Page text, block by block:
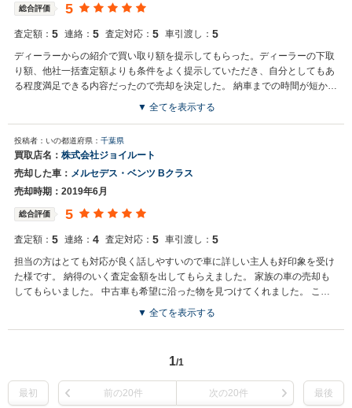
総合評価 5
査定額： 5 連絡： 5 査定対応： 5 車引渡し： 5
ディーラーからの紹介で買い取り額を提示してもらった。ディーラーの下取
り額、他社一括査定額よりも条件をよく提示していただき、自分としてもあ
る程度満足できる内容だったので売却を決定した。 納車までの時間が短かっ
たが対応よく非常に満足できた。
▼ 全てを表示する
投稿者：いの都道府県： 千葉県
買取店名： 株式会社ジョイルート
売却した車： メルセデス・ベンツ Bクラス
売却時期：2019年6月
総合評価 5
査定額： 5 連絡： 4 査定対応： 5 車引渡し： 5
担当の方はとても対応が良く話しやすいので車に詳しい主人も好印象を受け
た様です。 納得のいく査定金額を出してもらえました。 家族の車の売却も
してもらいました。 中古車も希望に沿った物を見つけてくれました。 これ
からも売却する車があったら、真っ先に連絡すると思います。
▼ 全てを表示する
1/1
最初 前の20件 次の20件 最後